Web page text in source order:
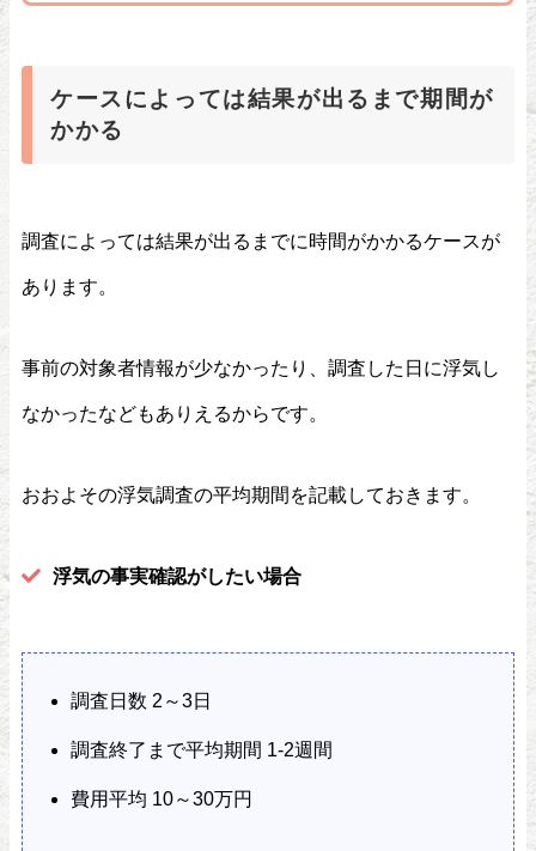
ケースによっては結果が出るまで期間が
かかる
調査によっては結果が出るまでに時間がかかるケースが
あります。
事前の対象者情報が少なかったり、調査した日に浮気し
なかったなどもありえるからです。
おおよその浮気調査の平均期間を記載しておきます。
浮気の事実確認がしたい場合
調査日数 2～3日
調査終了まで平均期間 1-2週間
費用平均 10～30万円